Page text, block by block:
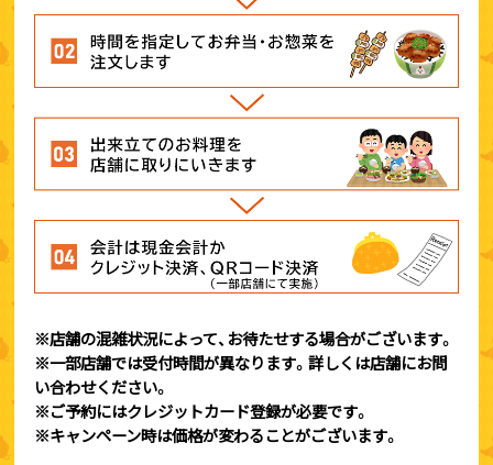
※店舗の混雑状況によって、お待たせする場合がございます。
※一部店舗では受付時間が異なります。詳しくは店舗にお問
い合わせください。
※ご予約にはクレジットカード登録が必要です。
※キャンペーン時は価格が変わることがございます。